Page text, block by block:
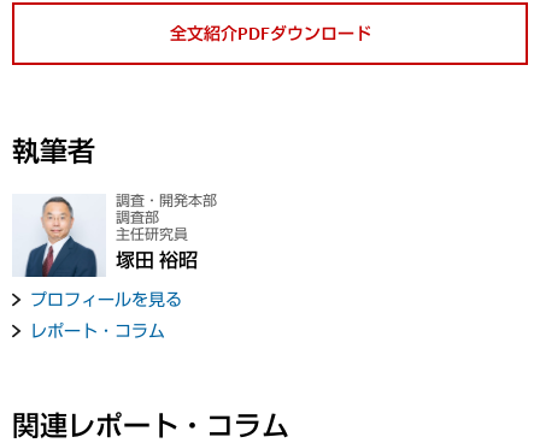
全文紹介PDFダウンロード
執筆者
調査・開発本部
調査部
主任研究員
塚田 裕昭
プロフィールを見る
レポート・コラム
関連レポート・コラム